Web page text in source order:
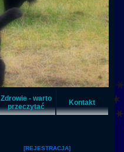
Zdrowie - warto
przeczytać
Kontakt
[REJESTRACJA]